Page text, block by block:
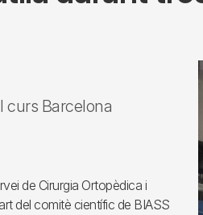
curs Barcelona
de Cirurgia Ortopèdica i
del comitè científic de BIASS